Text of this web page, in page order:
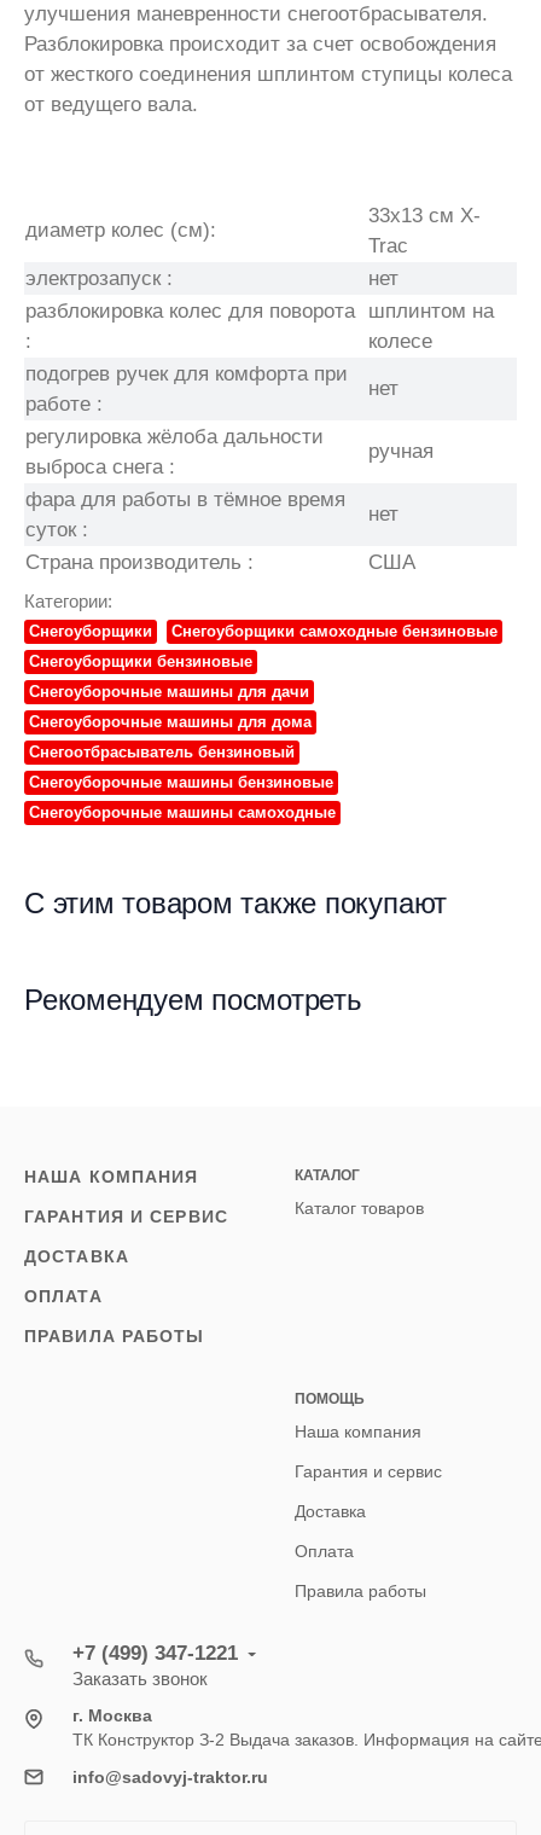
улучшения маневренности снегоотбрасывателя.
Разблокировка происходит за счет освобождения
от жесткого соединения шплинтом ступицы колеса
от ведущего вала.
диаметр колес (см):
33х13 см X-
Trac
электрозапуск :
нет
разблокировка колес для поворота
:
шплинтом на
колесе
подогрев ручек для комфорта при
работе :
нет
регулировка жёлоба дальности
выброса снега :
ручная
фара для работы в тёмное время
суток :
нет
Страна производитель : США
Категории:
Снегоуборщики
Снегоуборщики самоходные бензиновые
Снегоуборщики бензиновые
Снегоуборочные машины для дачи
Снегоуборочные машины для дома
Снегоотбрасыватель бензиновый
Снегоуборочные машины бензиновые
Снегоуборочные машины самоходные
С этим товаром также покупают
Рекомендуем посмотреть
НАША КОМПАНИЯ
ГАРАНТИЯ И СЕРВИС
ДОСТАВКА
ОПЛАТА
ПРАВИЛА РАБОТЫ
КАТАЛОГ
Каталог товаров
ПОМОЩЬ
Наша компания
Гарантия и сервис
Доставка
Оплата
Правила работы
+7 (499) 347-1221
Заказать звонок
г. Москва
ТК Конструктор З-2 Выдача заказов. Информация на
info@sadovyj-traktor.ru